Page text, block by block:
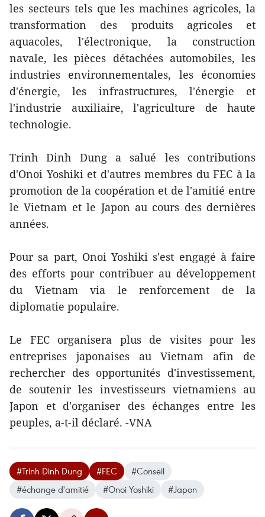
les secteurs tels que les machines agricoles, la
transformation des produits agricoles et
aquacoles, l'électronique, la construction
navale, les pièces détachées automobiles, les
industries environnementales, les économies
d'énergie, les infrastructures, l'énergie et
l'industrie auxiliaire, l'agriculture de haute
technologie.
Trinh Dinh Dung a salué les contributions
d'Onoi Yoshiki et d'autres membres du FEC à la
promotion de la coopération et de l'amitié entre
le Vietnam et le Japon au cours des dernières
années.
Pour sa part, Onoi Yoshiki s'est engagé à faire
des efforts pour contribuer au développement
du Vietnam via le renforcement de la
diplomatie populaire.
Le FEC organisera plus de visites pour les
entreprises japonaises au Vietnam afin de
rechercher des opportunités d'investissement,
de soutenir les investisseurs vietnamiens au
Japon et d'organiser des échanges entre les
peuples, a-t-il déclaré. -VNA
#Trinh Dinh Dung #FEC
#Conseil
#échange d'amitié
#Onoi Yoshiki #Japon